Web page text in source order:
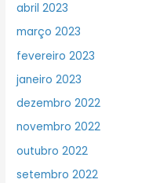
abril 2023
março 2023
fevereiro 2023
janeiro 2023
dezembro 2022
novembro 2022
outubro 2022
setembro 2022